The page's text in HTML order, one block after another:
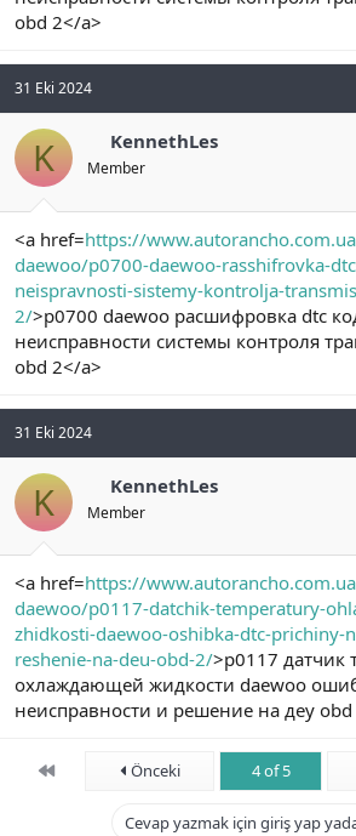
obd 2</a>
31 Eki 2024
K KennethLes
Member
<a href=https://
daewoo/p0700-daewoo-rasshifrovka-
neispravnosti-sistemy-kontrolja-
2/>p0700 daewoo расшифровка dtc
неисправности системы контроля
obd 2</a>
31 Eki 2024
K KennethLes
Member
<a href=https://
daewoo/p0117-datchik-temperatury-
zhidkosti-daewoo-oshibka-dtc-prichiny-
reshenie-na-deu-obd-2/>p0117 датчик
охлаждающей жидкости daewoo
неисправности и решение на деу
First Önceki 4 of 5
Cevap yazmak için giriş yap